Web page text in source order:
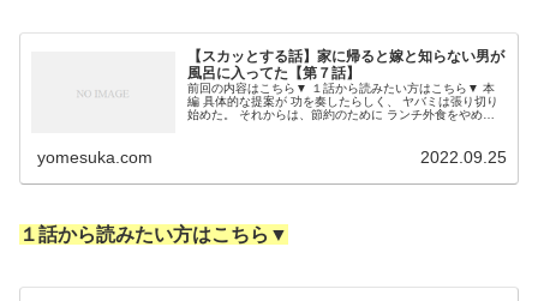
【スカッとする話】家に帰ると嫁と知らない男が
風呂に入ってた【第７話】
前回の内容はこちら▼ １話から読みたい方はこちら▼ 本
編 具体的な提案が 功を奏したらしく、 ヤバミは張り切り
始めた。 それからは、節約のために ランチ外食をやめ、
yomesuka.com 2022.09.25
１話から読みたい方はこちら▼